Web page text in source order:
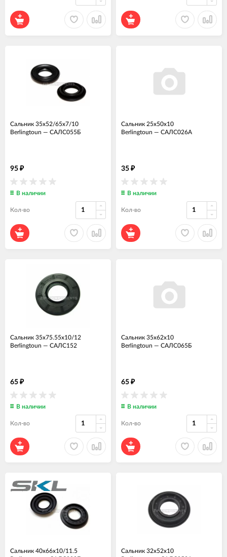
Сальник 35x52/65x7/10
Berlingtoun — САЛС055Б
95 ₽
В наличии
Кол-во
Сальник 25x50x10
Berlingtoun — САЛС026А
35 ₽
В наличии
Кол-во
Сальник 35x75.55x10/12
Berlingtoun — САЛС152
65 ₽
В наличии
Кол-во
Сальник 35x62x10
Berlingtoun — САЛС065Б
65 ₽
В наличии
Кол-во
Сальник 40x66x10/11.5
Сальник 32x52x10